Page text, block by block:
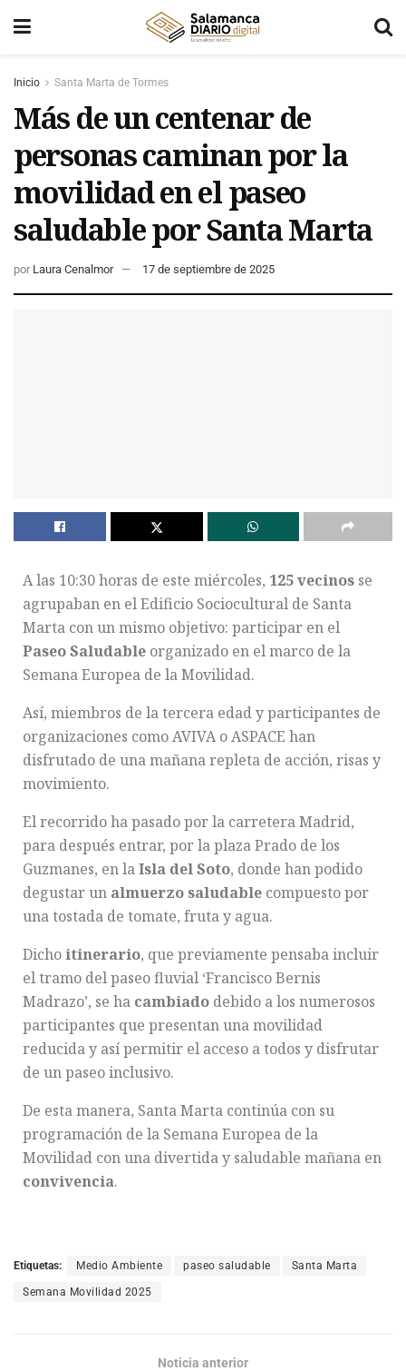
Inicio Santa Marta de Tormes
Más de un centenar de
personas caminan por la
movilidad en el paseo
saludable por Santa Marta
por Laura Cenalmor 17 de septiembre de 2025
A las 10:30 horas de este miércoles, 125 vecinos se
agrupaban en el Edificio Sociocultural de Santa
Marta con un mismo objetivo: participar en el
Paseo Saludable organizado en el marco de la
Semana Europea de la Movilidad.
Así, miembros de la tercera edad y participantes de
organizaciones como AVIVA o ASPACE han
disfrutado de una mañana repleta de acción, risas y
movimiento.
El recorrido ha pasado por la carretera Madrid,
para después entrar, por la plaza Prado de los
Guzmanes, en laIsla del Soto, donde han podido
degustar un almuerzo saludable compuesto por
una tostada de tomate, fruta y agua.
Dichoitinerario, que previamente pensaba incluir
el tramo del paseo fluvial ‘Francisco Bernis
Madrazo’, se ha cambiado debido a los numerosos
participantes que presentan una movilidad
reducida y así permitir el acceso a todos y disfrutar
de un paseo inclusivo.
De esta manera, Santa Marta continúa con su
programación de la Semana Europea de la
Movilidad con una divertida y saludable mañana en
convivencia.
Etiquetas: Medio Ambiente paseo saludable Santa Marta
Semana Movilidad 2025
Noticia anterior